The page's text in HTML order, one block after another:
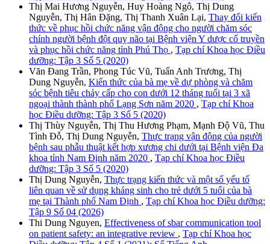
Thị Mai Hương Nguyễn, Huy Hoàng Ngô, Thị Dung
Nguyễn, Thị Hân Đặng, Thị Thanh Xuân Lại, Thay đổi kiến
thức về phục hồi chức năng vận động cho người chăm sóc
chính người bệnh đột quỵ não tại Bệnh viện Y dược cổ truyền
và phục hồi chức năng tỉnh Phú Thọ , Tạp chí Khoa học Điều
dưỡng: Tập 3 Số 5 (2020)
Văn Đang Trần, Phong Túc Vũ, Tuấn Anh Trương, Thị
Dung Nguyễn, Kiến thức của bà mẹ về dự phòng và chăm
sóc bệnh tiêu chảy cấp cho con dưới 12 tháng tuổi tại 3 xã
ngoại thành thành phố Lạng Sơn năm 2020 , Tạp chí Khoa
học Điều dưỡng: Tập 3 Số 5 (2020)
Thị Thùy Nguyễn, Thị Thu Hương Phạm, Mạnh Độ Vũ, Thu
Tình Đỗ, Thị Dung Nguyễn, Thực trạng vận động của người
bệnh sau phẫu thuật kết hợp xương chi dưới tại Bệnh viện Đa
khoa tỉnh Nam Định năm 2020 , Tạp chí Khoa học Điều
dưỡng: Tập 3 Số 5 (2020)
Thị Dung Nguyễn, Thực trạng kiến thức và một số yếu tố
liên quan về sử dụng kháng sinh cho trẻ dưới 5 tuổi của bà
mẹ tại Thành phố Nam Định , Tạp chí Khoa học Điều dưỡng:
Tập 9 Số 04 (2026)
Thi Dung Nguyen, Effectiveness of sbar communication tool
on patient safety: an integrative review , Tạp chí Khoa học